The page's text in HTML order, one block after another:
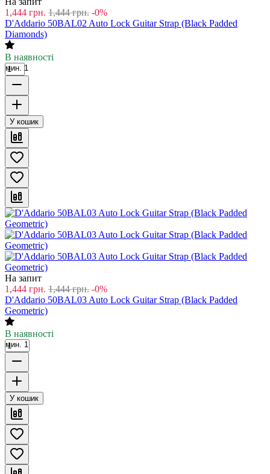
1,444 грн. 1,444 грн. -0%
D'Addario 50BAL02 Auto Lock Guitar Strap (Black Padded
Diamonds)
В наявності
мин. 1
У кошик
На запит
1,444 грн. 1,444 грн. -0%
D'Addario 50BAL03 Auto Lock Guitar Strap (Black Padded
Geometric)
В наявності
мин. 1
У кошик